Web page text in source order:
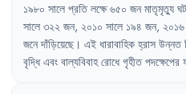
১৯৮০ সালে প্রতি লক্ষে ৬৫০ জন মাতৃমৃত্যু
সালে ৩২২ জন, ২০১০ সালে ১৯৪ জন, ২০১৬
জনে দাঁড়িয়েছে । এই ধারাবাহিক হ্রাস উন্নত
বৃদ্ধি এবং বাল্যবিবাহ রোধে গৃহীত পদক্ষেপের